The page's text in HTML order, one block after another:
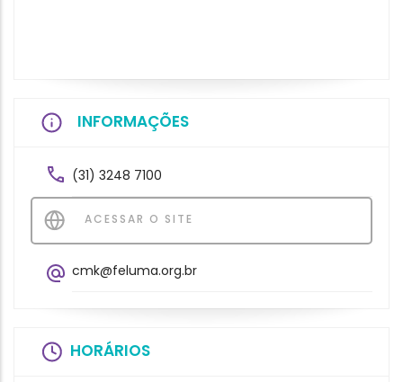
INFORMAÇÕES
(31) 3248 7100
ACESSAR O SITE
cmk@feluma.org.br
HORÁRIOS